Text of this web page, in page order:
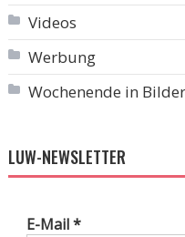
Videos
Werbung
Wochenende in
LUW-NEWSLETTER
E-Mail*